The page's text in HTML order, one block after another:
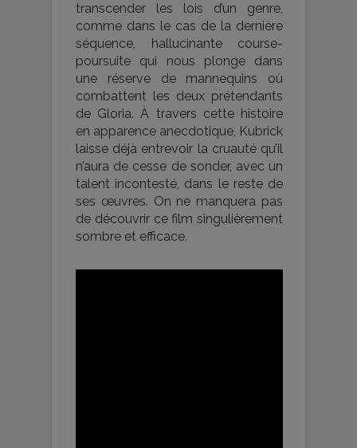
transcender les lois d’un genre,
comme dans le cas de la dernière
séquence, hallucinante course-
poursuite qui nous plonge dans
une réserve de mannequins où
combattent les deux prétendants
de Gloria. À travers cette histoire
en apparence anecdotique, Kubrick
laisse déjà entrevoir la cruauté qu’il
n’aura de cesse de sonder, avec un
talent incontesté, dans le reste de
ses œuvres. On ne manquera pas
de découvrir ce film singulièrement
sombre et efficace.